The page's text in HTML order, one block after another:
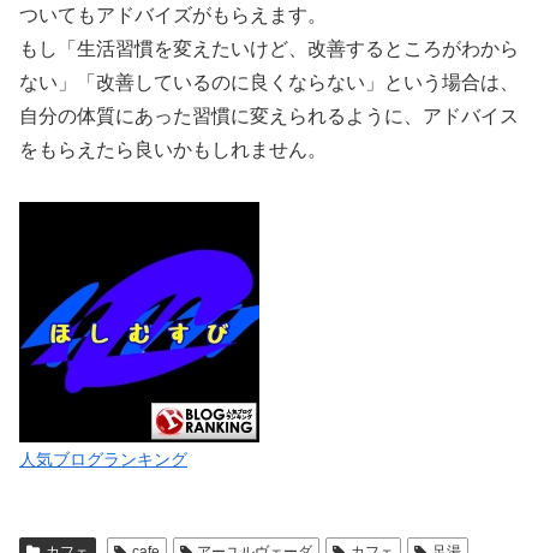
ついてもアドバイズがもらえます。
もし「生活習慣を変えたいけど、改善するところがわから
ない」「改善しているのに良くならない」という場合は、
自分の体質にあった習慣に変えられるように、アドバイス
をもらえたら良いかもしれません。
人気ブログランキング